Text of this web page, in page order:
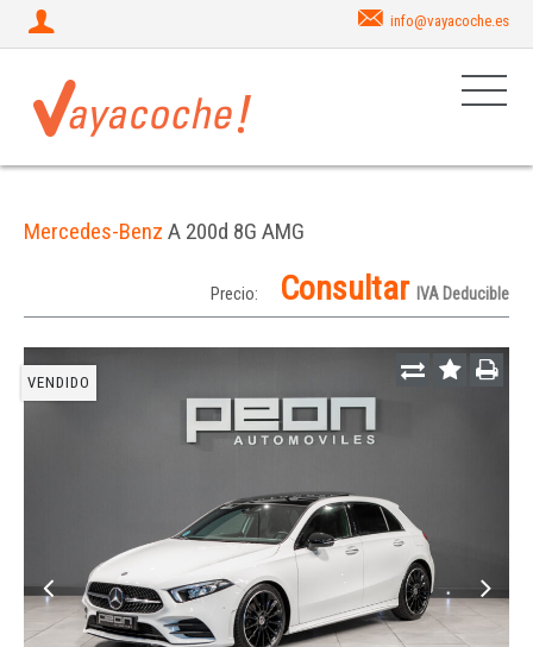
info@vayacoche.es
Mercedes-Benz A 200d 8G AMG
Precio: Consultar IVA Deducible
VENDIDO